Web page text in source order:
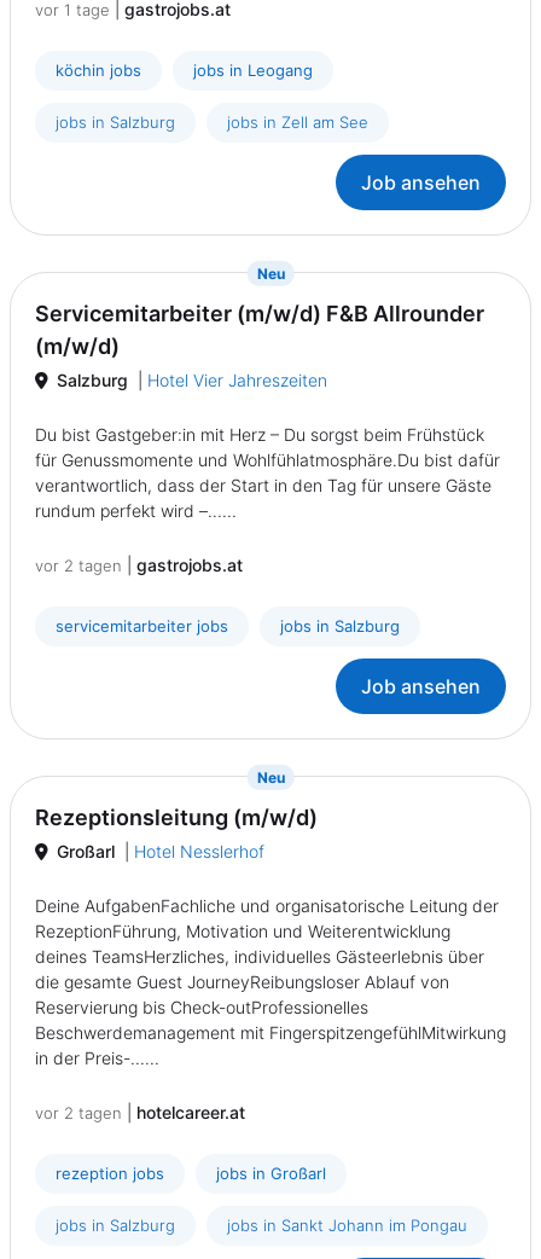
vor 1 tage gastrojobs.at
köchin jobs jobs in Leogang
jobs in Salzburg jobs in Zell am See
Job ansehen
Neu{prompt.job}
Servicemitarbeiter (m/w/d) F&B Allrounder
(m/w/d)
Salzburg Hotel Vier Jahreszeiten
Du bist Gastgeber:in mit Herz – Du sorgst beim Frühstück
für Genussmomente und Wohlfühlatmosphäre.Du bist dafür
verantwortlich, dass der Start in den Tag für unsere Gäste
rundum perfekt wird –......
vor 2 tagen gastrojobs.at
servicemitarbeiter jobs jobs in Salzburg
Job ansehen
Neu{prompt.job}
Rezeptionsleitung (m/w/d)
Großarl Hotel Nesslerhof
Deine AufgabenFachliche und organisatorische Leitung der
RezeptionFührung, Motivation und Weiterentwicklung
deines TeamsHerzliches, individuelles Gästeerlebnis über
die gesamte Guest JourneyReibungsloser Ablauf von
Reservierung bis Check-outProfessionelles
Beschwerdemanagement mit FingerspitzengefühlMitwirkung
in der Preis-......
vor 2 tagen hotelcareer.at
rezeption jobs jobs in Großarl
jobs in Salzburg jobs in Sankt Johann im Pongau